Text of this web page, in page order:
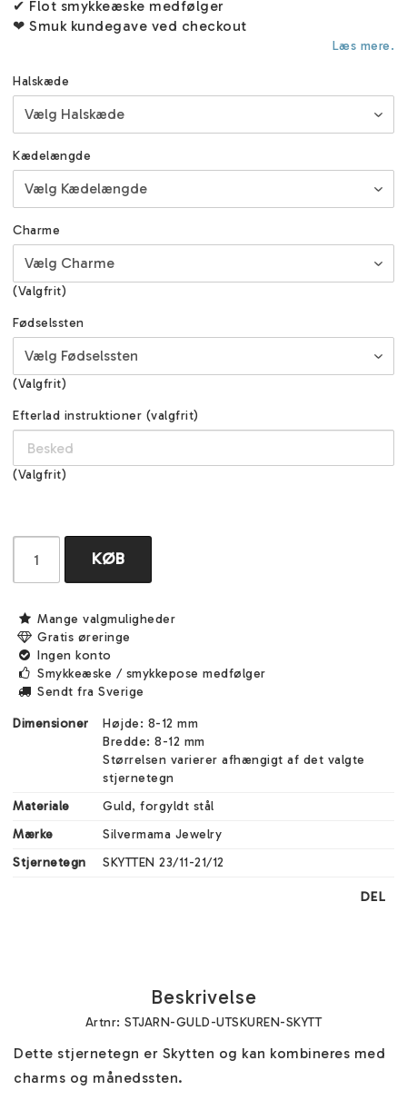
✔ Flot smykkeæske medfølger
❤ Smuk kundegave ved checkout
Læs mere.
Halskæde
Kædelængde
Charme
(Valgfrit)
Fødselssten
(Valgfrit)
Efterlad instruktioner (valgfrit)
(Valgfrit)
KØB
Mange valgmuligheder
Gratis øreringe
Ingen konto
Smykkeæske / smykkepose medfølger
Sendt fra Sverige
Dimensioner
Højde: 8-12 mm
Bredde: 8-12 mm
Størrelsen varierer afhængigt af det valgte
stjernetegn
Materiale
Guld, forgyldt stål
Mærke
Silvermama Jewelry
Stjernetegn
SKYTTEN 23/11-21/12
DEL
Beskrivelse
Artnr: STJARN-GULD-UTSKUREN-SKYTT
Dette stjernetegn er Skytten og kan kombineres med
charms og månedssten.